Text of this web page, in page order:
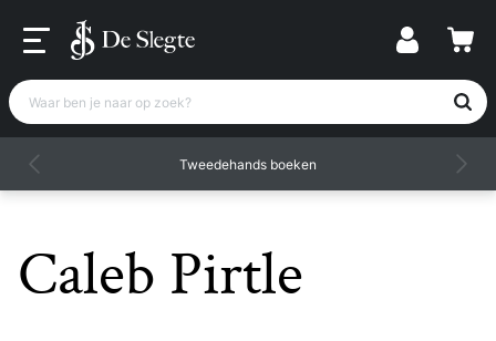
Waar ben je naar op zoek?
Tweedehands boeken
Caleb Pirtle